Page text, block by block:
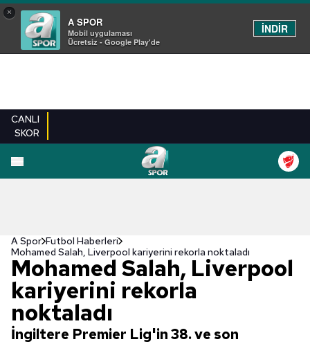
×
A SPOR
Mobil uygulaması
Ücretsiz - Google Play'de
İNDİR
CANLI
SKOR
A Spor Futbol Haberleri
Mohamed Salah, Liverpool kariyerini rekorla noktaladı
Mohamed Salah, Liverpool
kariyerini rekorla
noktaladı
İngiltere Premier Lig'in 38. ve son